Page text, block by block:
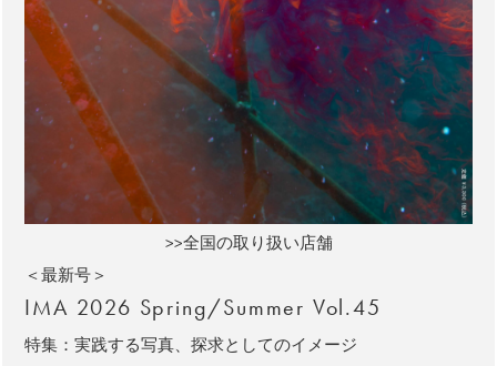
>>全国の取り扱い店舗
＜最新号＞
IMA 2026 Spring/Summer Vol.45
特集：実践する写真、探求としてのイメージ